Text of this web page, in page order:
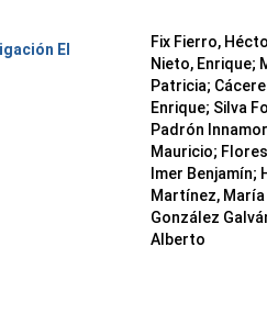
El
Fix Fierro,
Nieto, Enrique;
Patricia;
Enrique; Silva
Padrón
Mauricio;
Imer Benjamín;
Martínez,
González
Alberto